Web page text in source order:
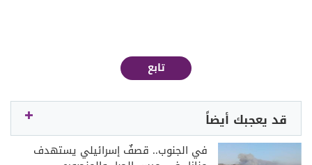
تابع
قد يعجبك أيضاً
في الجنوب.. قصفٌ إسرائيلي يستهدف